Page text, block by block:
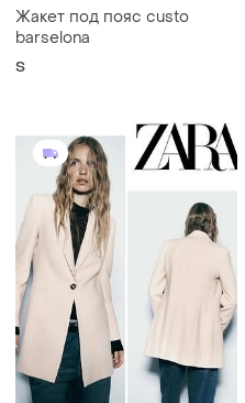
Жакет под пояс custo
barselona
S